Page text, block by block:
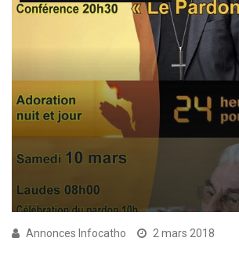
Annonces Infocatho 2 mars 2018